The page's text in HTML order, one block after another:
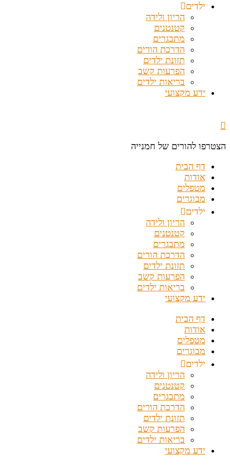
ילדים
הריון ולידה
קטנטנים
מתבגרים
הדרכת הורים
תזונת ילדים
הפרעות קשב
בריאות ילדים
ידע מקצועי
הצטרפו להורים של חמנייה
דף הבית
אודות
מטפלים
מבוגרים
ילדים
הריון ולידה
קטנטנים
מתבגרים
הדרכת הורים
תזונת ילדים
הפרעות קשב
בריאות ילדים
ידע מקצועי
דף הבית
אודות
מטפלים
מבוגרים
ילדים
הריון ולידה
קטנטנים
מתבגרים
הדרכת הורים
תזונת ילדים
הפרעות קשב
בריאות ילדים
ידע מקצועי